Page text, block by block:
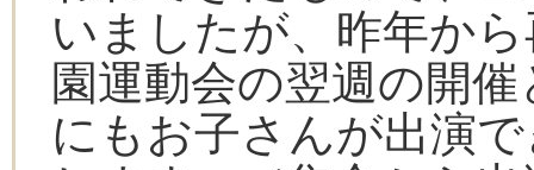
いましたが、昨年か
園運動会の翌週の開
にもお子さんが出演